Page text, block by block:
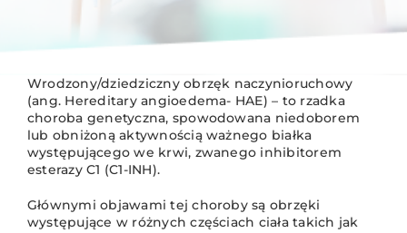
Wrodzony/dziedziczny obrzęk naczynioruchowy
(ang. Hereditary angioedema- HAE) – to rzadka
choroba genetyczna, spowodowana niedoborem
lub obniżoną aktywnością ważnego białka
występującego we krwi, zwanego inhibitorem
esterazy C1 (C1-INH).
Głównymi objawami tej choroby są obrzęki
występujące w różnych częściach ciała takich jak